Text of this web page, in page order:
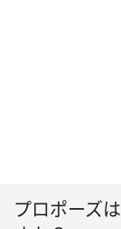
プロポーズ